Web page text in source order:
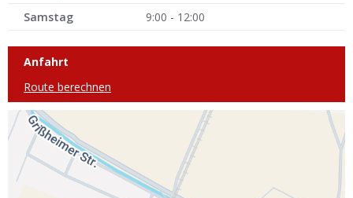
Samstag
9:00 - 12:00
Anfahrt
Route berechnen